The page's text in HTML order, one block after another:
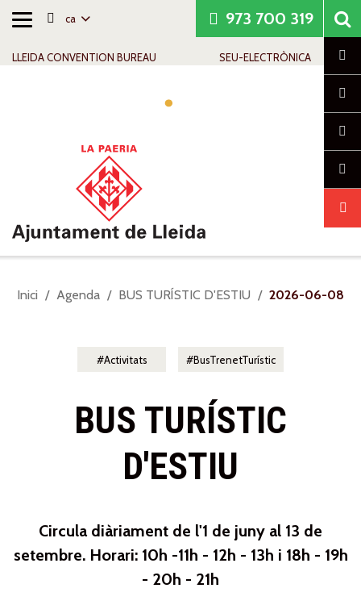
Alternar
ca
LLEIDA CONVENTION BUREAU SEU-ELECTRÒNICA
973 700 319
Sou
Inici Agenda BUS TURÍSTIC D'ESTIU 2026-06-08
Activitats BusTrenetTurístic
BUS TURÍSTIC
D'ESTIU
Circula diàriament de l'1 de juny al 13 de
setembre. Horari: 10h -11h - 12h - 13h i 18h - 19h
- 20h - 21h